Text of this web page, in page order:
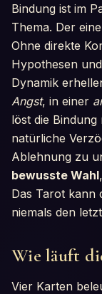
Bindung ist im
Thema. Der
Ohne direkte
Hypothesen
Dynamik
Angst, in einer
löst die
natürliche
Ablehnung zu
bewusste Wahl
Das Tarot kann
niemals den
Wie läuft
Vier Karten